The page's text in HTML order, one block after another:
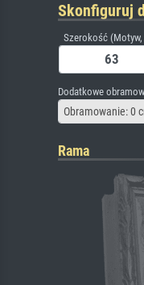
Skonfiguruj
Szerokość
Dodatkowe
Obramowanie: 0
Rama